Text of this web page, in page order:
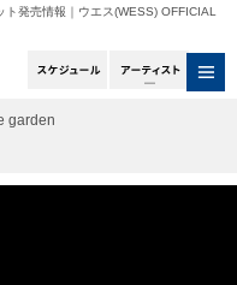
発売情報｜ウエス(WESS) OFFICIAL
スケジュールアー
garden